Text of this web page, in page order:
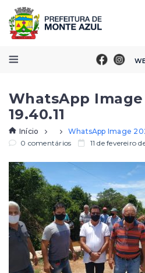
WhatsApp Image
19.40.11
Início
WhatsApp Image
0 comentários
11 de fevereiro